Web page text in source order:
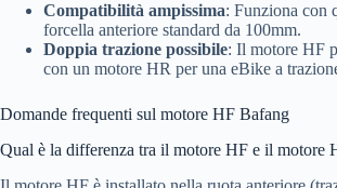
Compatibilità ampissima: Funziona con
forcella anteriore standard da 100mm.
Doppia trazione possibile: Il motore HF
con un motore HR per una eBike a
Domande frequenti sul motore HF Bafang
Qual è la differenza tra il motore HF e il motore